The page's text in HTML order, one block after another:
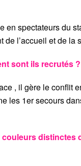
en spectateurs du
l’accueil et de la
sont ils recrutés ?
, il gère le conflit
les 1er secours
distinctes